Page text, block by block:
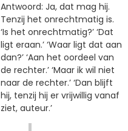
Antwoord: Ja, dat mag hij.
Tenzij het onrechtmatig is.
‘Is het onrechtmatig?’ ‘Dat
ligt eraan.’ ‘Waar ligt dat aan
dan?’ ‘Aan het oordeel van
de rechter.’ ‘Maar ik wil niet
naar de rechter.’ ‘Dan blijft
hij, tenzij hij er vrijwillig vanaf
ziet, auteur.’